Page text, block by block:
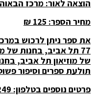
הוצאה לאור: מרכז
מחיר הספר: 125 ₪
את ספר ניתן לרכוש
77 תל אביב, בחנות של
של מוזיאון תל אביב,
תולעת ספרים וסיפור
פרטים נוספים בטלפון: 03-5220249